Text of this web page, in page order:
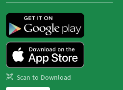
Scan to Download